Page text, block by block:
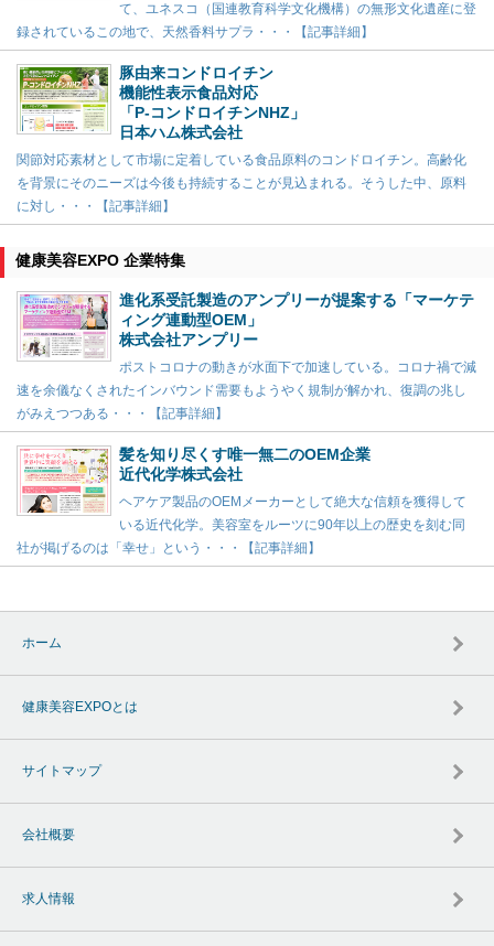
て、ユネスコ（国連教育科学文化機構）の無形文化遺産に登
録されているこの地で、天然香料サプラ・・・【記事詳細】
豚由来コンドロイチン
機能性表示食品対応
「P-コンドロイチンNHZ」
日本ハム株式会社
関節対応素材として市場に定着している食品原料のコンドロイチン。高齢化
を背景にそのニーズは今後も持続することが見込まれる。そうした中、原料
に対し・・・【記事詳細】
健康美容EXPO 企業特集
進化系受託製造のアンプリーが提案する「マーケテ
ィング連動型OEM」
株式会社アンプリー
ポストコロナの動きが水面下で加速している。コロナ禍で減
速を余儀なくされたインバウンド需要もようやく規制が解かれ、復調の兆し
がみえつつある・・・【記事詳細】
髪を知り尽くす唯一無二のOEM企業
近代化学株式会社
ヘアケア製品のOEMメーカーとして絶大な信頼を獲得して
いる近代化学。美容室をルーツに90年以上の歴史を刻む同
社が掲げるのは「幸せ」という・・・【記事詳細】
ホーム
健康美容EXPOとは
サイトマップ
会社概要
求人情報